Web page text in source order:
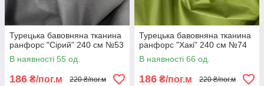
Турецька бавовняна тканина
ранфорс "Сірий" 240 см №53
В наявності 55 од.
186 ₴/пог.м 220 ₴/пог.м
Турецька бавовняна тканина
ранфорс "Хакі" 240 см №74
В наявності 66 од.
186 ₴/пог.м 220 ₴/пог.м